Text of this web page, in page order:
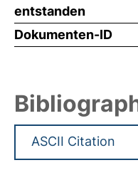
entstanden
Dokumenten-ID